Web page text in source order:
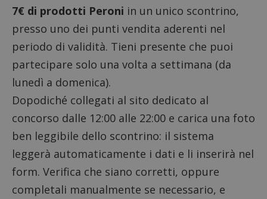
7€ di prodotti Peroni in un unico scontrino,
presso uno dei punti vendita aderenti nel
periodo di validità. Tieni presente che puoi
partecipare solo una volta a settimana (da
lunedì a domenica).
Dopodiché collegati al sito dedicato al
concorso dalle 12:00 alle 22:00 e carica una foto
ben leggibile dello scontrino: il sistema
leggerà automaticamente i dati e li inserirà nel
form. Verifica che siano corretti, oppure
completali manualmente se necessario, e